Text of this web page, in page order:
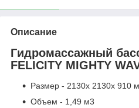
Описание
Гидромассажный
FELICITY MIGHTY
Размер - 2130x 2130x 910
Объем - 1,49 м3